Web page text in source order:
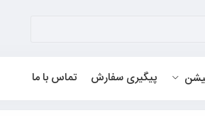
پیگیری سفارش تماس با ما